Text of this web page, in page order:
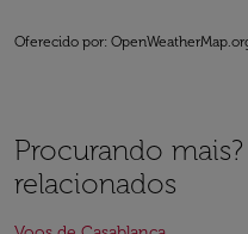
Oferecido por:
Procurando
relacionados